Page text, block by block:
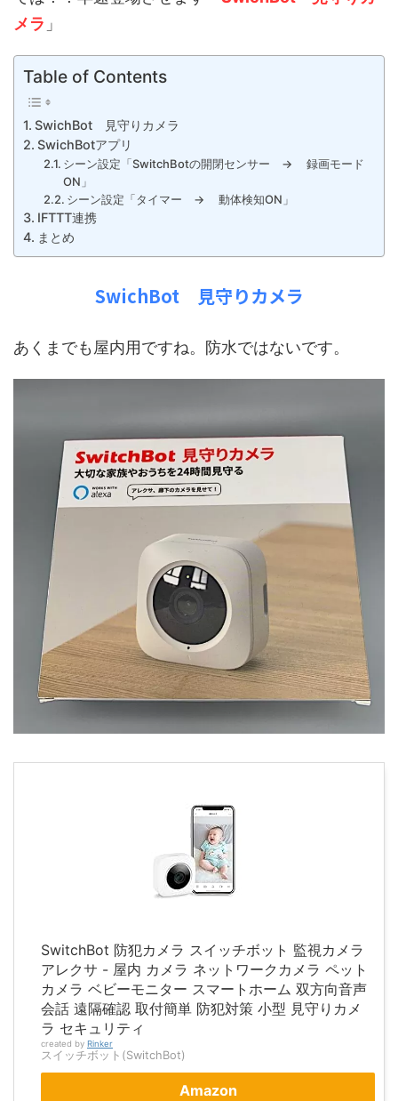
メラ 」
Table of Contents
SwichBot 見守りカメラ
SwichBotアプリ
シーン設定「SwitchBotの開閉センサー → 録画モード
ON」
シーン設定「タイマー → 動体検知ON」
IFTTT連携
まとめ
SwichBot 見守りカメラ
あくまでも屋内用ですね。防水ではないです。
SwitchBot 防犯カメラ スイッチボット 監視カメラ
アレクサ - 屋内 カメラ ネットワークカメラ ペット
カメラ ベビーモニター スマートホーム 双方向音声
会話 遠隔確認 取付簡単 防犯対策 小型 見守りカメ
ラ セキュリティ
created by Rinker
スイッチボット(SwitchBot)
Amazon